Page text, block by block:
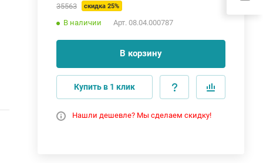
35563 скидка 25%
В наличии Арт. 08.04.000787
В корзину
Купить в 1 клик
Нашли дешевле? Мы сделаем скидку!